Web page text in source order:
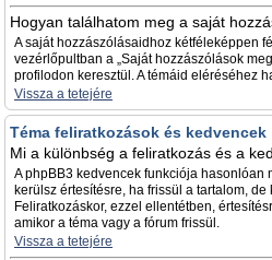
Hogyan találhatom meg a saját
A saját hozzászólásaidhoz kétféleképpen
vezérlőpultban a „Saját hozzászólások
profilodon keresztül. A témáid eléréséhez
Vissza a tetejére
Téma feliratkozások és kedvencek
Mi a különbség a feliratkozás és a
A phpBB3 kedvencek funkciója hasonlóan
kerülsz értesítésre, ha frissül a tartalom,
Feliratkozáskor, ezzel ellentétben,
amikor a téma vagy a fórum frissül.
Vissza a tetejére